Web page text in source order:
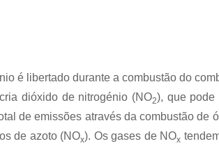
é libertado durante a combustão do
dióxido de nitrogénio (NO2), que pode
de emissões através da combustão de
de azoto (NOx). Os gases de NOx